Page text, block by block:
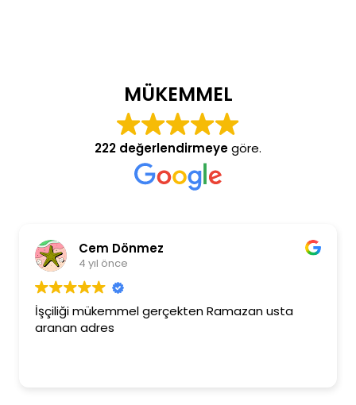
MÜKEMMEL
222 değerlendirmeyegöre.
Cem Dönmez
4 yıl önce
İşçiliği mükemmel gerçekten Ramazan usta
aranan adres